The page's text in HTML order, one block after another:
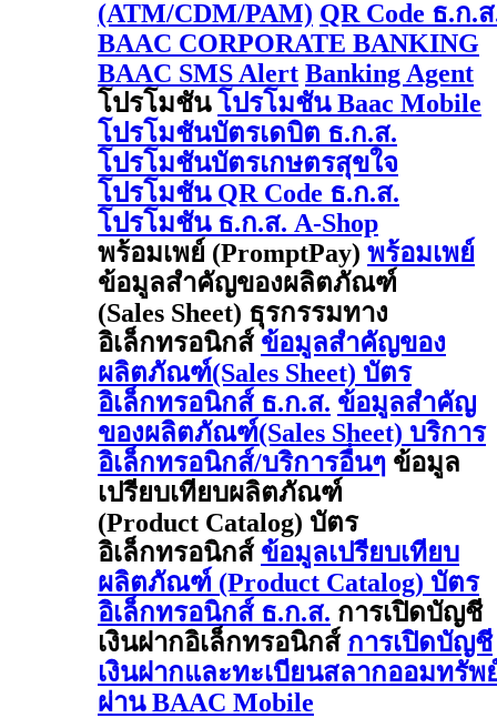
(ATM/CDM/PAM) QR Code ธ.ก.
BAAC CORPORATE BANKING
BAAC SMS Alert Banking Agent
โปรโมชัน โปรโมชัน Baac Mobile
โปรโมชันบัตรเดบิต ธ.ก.ส.
โปรโมชันบัตรเกษตรสุขใจ
โปรโมชัน QR Code ธ.ก.ส.
โปรโมชัน ธ.ก.ส. A-Shop
พร้อมเพย์ (PromptPay) พร้อมเพย์
ข้อมูลสำคัญของผลิตภัณฑ์
(Sales Sheet) ธุรกรรมทาง
อิเล็กทรอนิกส์ ข้อมูลสำคัญของ
ผลิตภัณฑ์(Sales Sheet) บัตร
อิเล็กทรอนิกส์ ธ.ก.ส. ข้อมูลสำคัญ
ของผลิตภัณฑ์(Sales Sheet) บริการ
อิเล็กทรอนิกส์/บริการอื่นๆ ข้อมูล
เปรียบเทียบผลิตภัณฑ์
(Product Catalog) บัตร
อิเล็กทรอนิกส์ ข้อมูลเปรียบเทียบ
ผลิตภัณฑ์ (Product Catalog) บัตร
อิเล็กทรอนิกส์ ธ.ก.ส. การเปิดบัญชี
เงินฝากอิเล็กทรอนิกส์ การเปิดบัญชี
เงินฝากและทะเบียนสลากออมทรัพ
ผ่าน BAAC Mobile